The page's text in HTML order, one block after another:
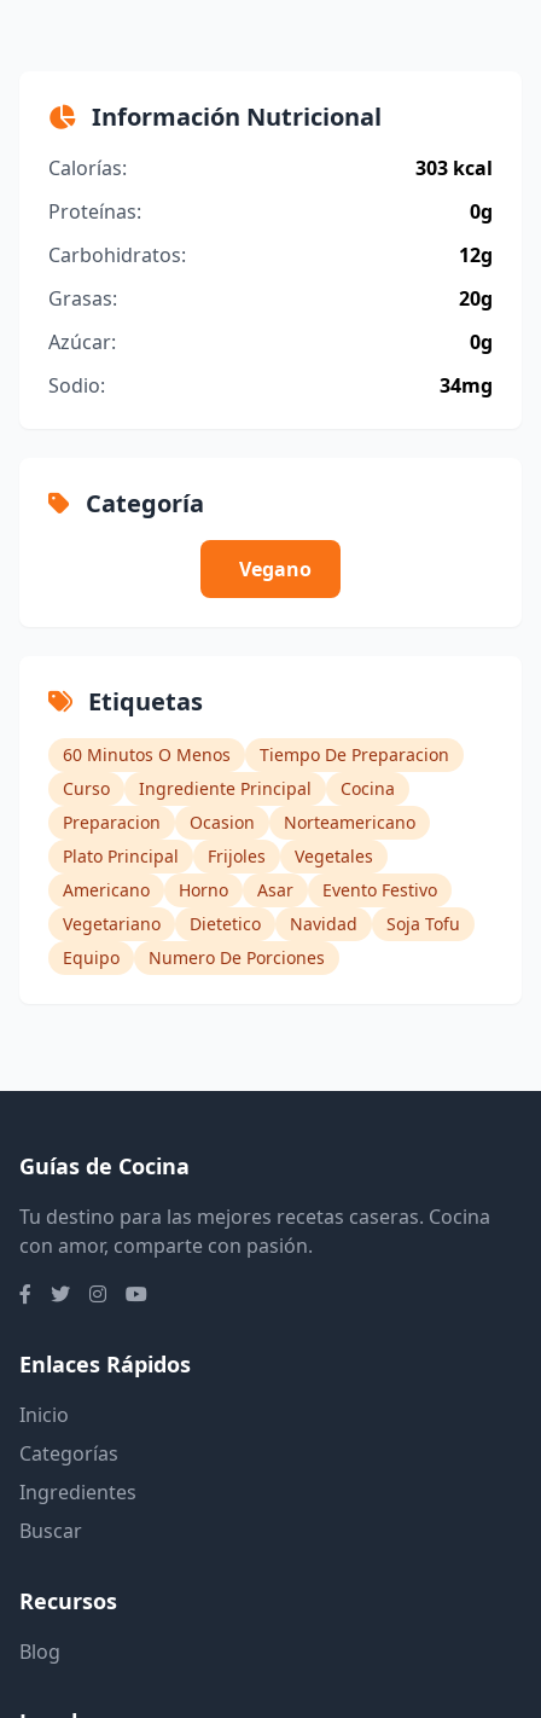
Información Nutricional
Calorías:
303 kcal
Proteínas:
0g
Carbohidratos:
12g
Grasas:
20g
Azúcar:
0g
Sodio:
34mg
Categoría
Vegano
Etiquetas
60 Minutos O Menos
Tiempo De Preparacion
Curso
Ingrediente Principal
Cocina
Preparacion
Ocasion
Norteamericano
Plato Principal
Frijoles
Vegetales
Americano
Horno Asar
Evento Festivo
Vegetariano
Dietetico Navidad
Soja Tofu
Equipo
Numero De Porciones
Guías de Cocina
Tu destino para las mejores recetas caseras. Cocina
con amor, comparte con pasión.
Enlaces Rápidos
Inicio
Categorías
Ingredientes
Buscar
Recursos
Blog